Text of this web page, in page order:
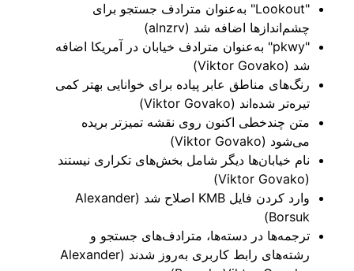
"Lookout" به‌عنوان مترادف جستجو برای
چشم‌اندازها اضافه شد (alnzrv)
"pkwy" به‌عنوان مترادف خیابان در آمریکا اضافه
شد (Viktor Govako)
رنگ‌های مناطق عابر پیاده برای خوانایی بهتر کمی
تیره‌تر شده‌اند (Viktor Govako)
متن چندخطی اکنون روی نقشه تمیزتر بریده
می‌شود (Viktor Govako)
نام خیابان‌ها دیگر شامل بخش‌های تکراری نیستند
(Viktor Govako)
وارد کردن فایل KMB اصلاح شد (Alexander
Borsuk)
ترجمه‌ها در دسته‌ها، مترادف‌های جستجو و
رشته‌های رابط کاربری به‌روز شدند (Alexander